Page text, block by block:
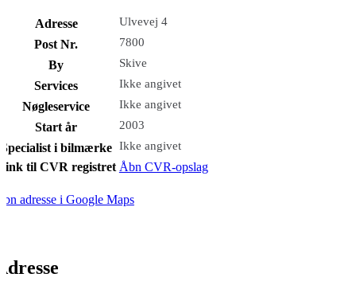
Adresse Ulvevej 4
Post Nr. 7800
By Skive
Services Ikke angivet
Nøgleservice Ikke angivet
Start år 2003
Specialist i bilmærke Ikke angivet
til CVR registret Åbn CVR-opslag
adresse i Google Maps